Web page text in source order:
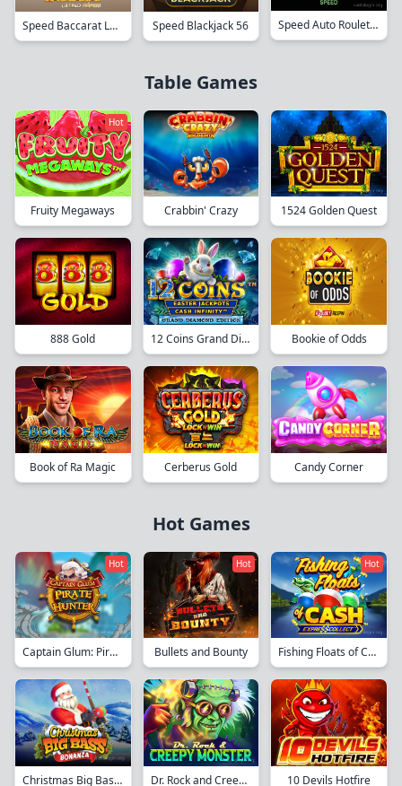
Speed Baccarat Latino 3 Speed Blackjack 56 Speed Auto Roulette
Table Games
Fruity Megaways
Hot
Crabbin' Crazy 1524 Golden Quest
888 Gold 12 Coins Grand Diamond Edition Easter Jackpots Bookie of Odds
Book of Ra Magic Cerberus Gold Candy Corner
Hot Games
Captain Glum: Pirate Hunter
Hot
Bullets and Bounty
Hot
Fishing Floats of Cash
Hot
Christmas Big Bass Bonanza Dr. Rock and Creepy Monster 10 Devils Hotfire